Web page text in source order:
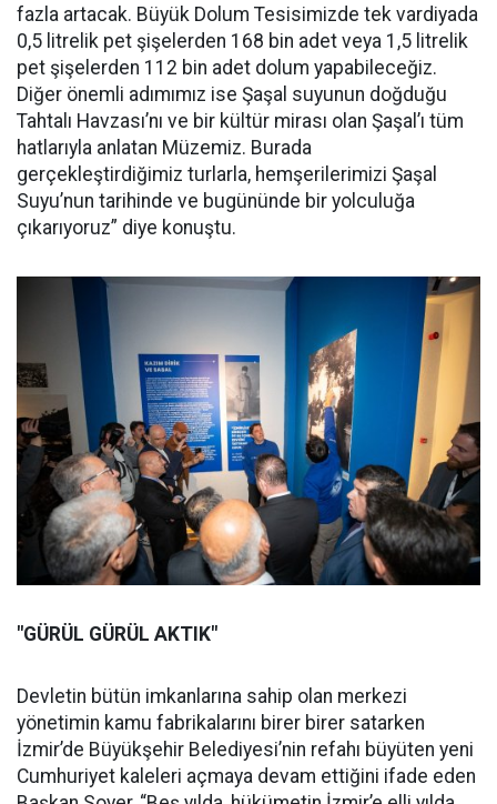
fazla artacak. Büyük Dolum Tesisimizde tek vardiyada
0,5 litrelik pet şişelerden 168 bin adet veya 1,5 litrelik
pet şişelerden 112 bin adet dolum yapabileceğiz.
Diğer önemli adımımız ise Şaşal suyunun doğduğu
Tahtalı Havzası’nı ve bir kültür mirası olan Şaşal’ı tüm
hatlarıyla anlatan Müzemiz. Burada
gerçekleştirdiğimiz turlarla, hemşerilerimizi Şaşal
Suyu’nun tarihinde ve bugününde bir yolculuğa
çıkarıyoruz” diye konuştu.
"GÜRÜL GÜRÜL AKTIK"
Devletin bütün imkanlarına sahip olan merkezi
yönetimin kamu fabrikalarını birer birer satarken
İzmir’de Büyükşehir Belediyesi’nin refahı büyüten yeni
Cumhuriyet kaleleri açmaya devam ettiğini ifade eden